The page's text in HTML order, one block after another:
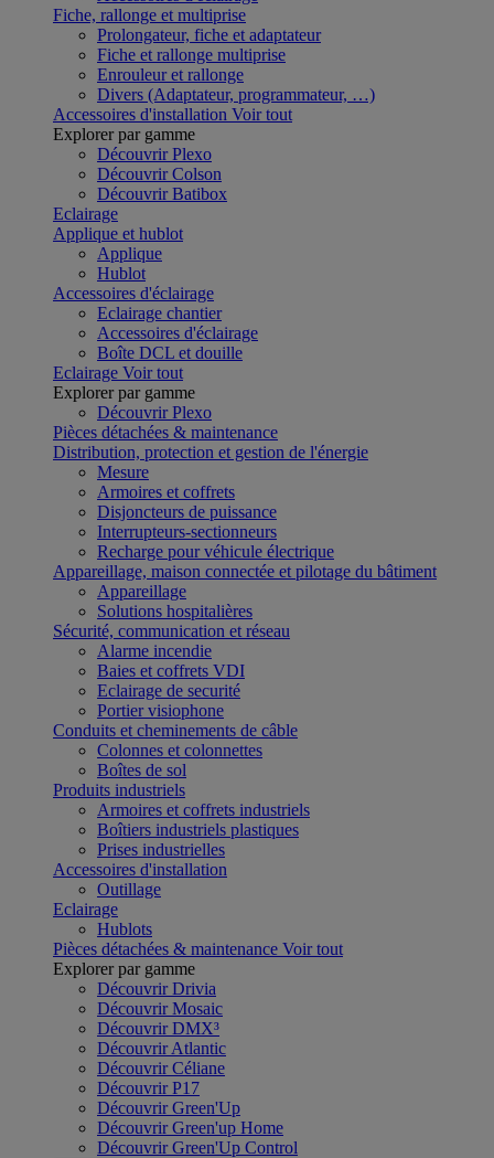
Fiche, rallonge et multiprise
Prolongateur, fiche et adaptateur
Fiche et rallonge multiprise
Enrouleur et rallonge
Divers (Adaptateur, programmateur, …)
Accessoires d'installation Voir tout
Explorer par gamme
Découvrir Plexo
Découvrir Colson
Découvrir Batibox
Eclairage
Applique et hublot
Applique
Hublot
Accessoires d'éclairage
Eclairage chantier
Accessoires d'éclairage
Boîte DCL et douille
Eclairage Voir tout
Explorer par gamme
Découvrir Plexo
Pièces détachées & maintenance
Distribution, protection et gestion de l'énergie
Mesure
Armoires et coffrets
Disjoncteurs de puissance
Interrupteurs-sectionneurs
Recharge pour véhicule électrique
Appareillage, maison connectée et pilotage du bâtiment
Appareillage
Solutions hospitalières
Sécurité, communication et réseau
Alarme incendie
Baies et coffrets VDI
Eclairage de securité
Portier visiophone
Conduits et cheminements de câble
Colonnes et colonnettes
Boîtes de sol
Produits industriels
Armoires et coffrets industriels
Boîtiers industriels plastiques
Prises industrielles
Accessoires d'installation
Outillage
Eclairage
Hublots
Pièces détachées & maintenance Voir tout
Explorer par gamme
Découvrir Drivia
Découvrir Mosaic
Découvrir DMX³
Découvrir Atlantic
Découvrir Céliane
Découvrir P17
Découvrir Green'Up
Découvrir Green'up Home
Découvrir Green'Up Control